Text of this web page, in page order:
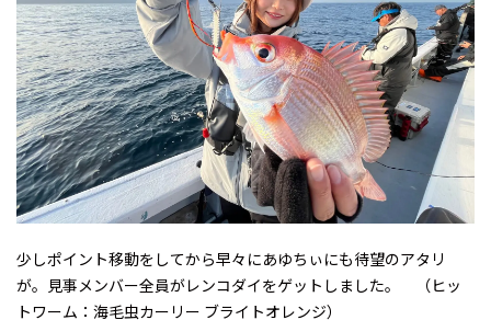
少しポイント移動をしてから早々にあゆちぃにも待望のアタリ
が。見事メンバー全員がレンコダイをゲットしました。 （ヒッ
トワーム：海毛虫カーリー ブライトオレンジ）